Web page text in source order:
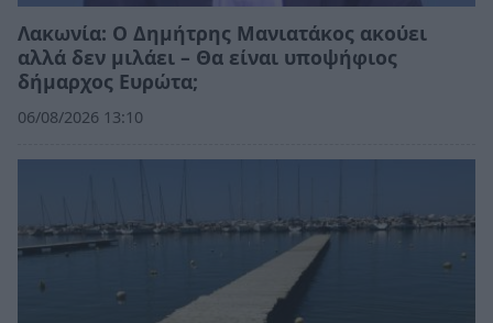
Λακωνία: Ο Δημήτρης Μανιατάκος ακούει
αλλά δεν μιλάει – Θα είναι υποψήφιος
δήμαρχος Ευρώτα;
06/08/2026 13:10